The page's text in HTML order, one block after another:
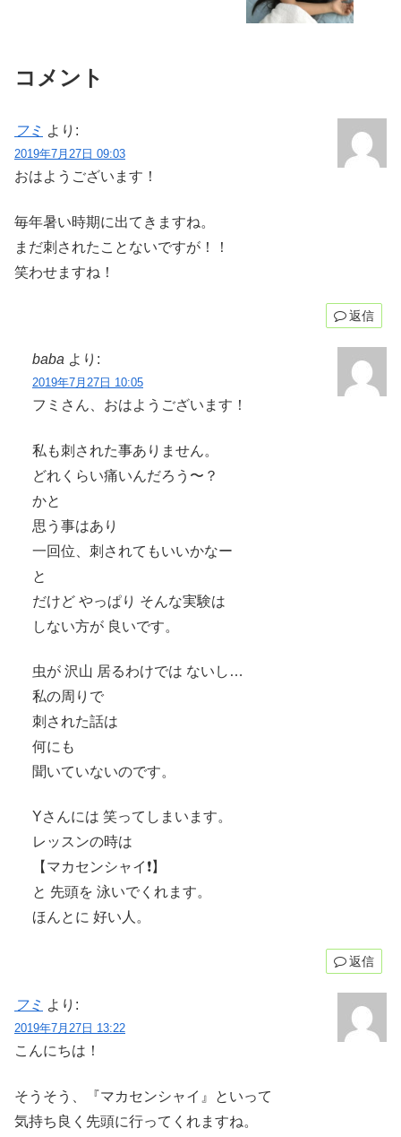
コメント
フミ より:
2019年7月27日 09:03
おはようございます！
毎年暑い時期に出てきますね。
まだ刺されたことないですが！！
笑わせますね！
返信
baba より:
2019年7月27日 10:05
フミさん、おはようございます！
私も刺された事ありません。
どれくらい痛いんだろう〜？
かと
思う事はあり
一回位、刺されてもいいかなー
と
だけど やっぱり そんな実験は
しない方が 良いです。
虫が 沢山 居るわけでは ないし…
私の周りで
刺された話は
何にも
聞いていないのです。
Yさんには 笑ってしまいます。
レッスンの時は
【マカセンシャイ❗️】
と 先頭を 泳いでくれます。
ほんとに 好い人。
返信
フミ より:
2019年7月27日 13:22
こんにちは！
そうそう、『マカセンシャイ』といって
気持ち良く先頭に行ってくれますね。